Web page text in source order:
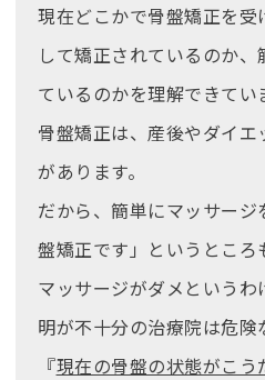
現在どこかで骨盤矯正を
して矯正されているのか
ているのかを理解できてい
骨盤矯正は、産後やダイ
があります。
だから、簡単にマッサー
盤矯正です」というところ
マッサージがダメという
明が不十分の治療院は危険
『現在の骨盤の状態がこ